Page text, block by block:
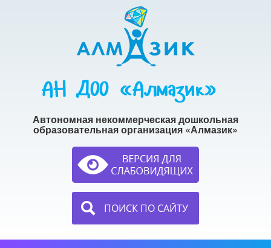
АН ДОО «Алмазик»
Автономная некоммерческая дошкольная
образовательная организация «Алмазик»
ПОИСК ПО САЙТУ